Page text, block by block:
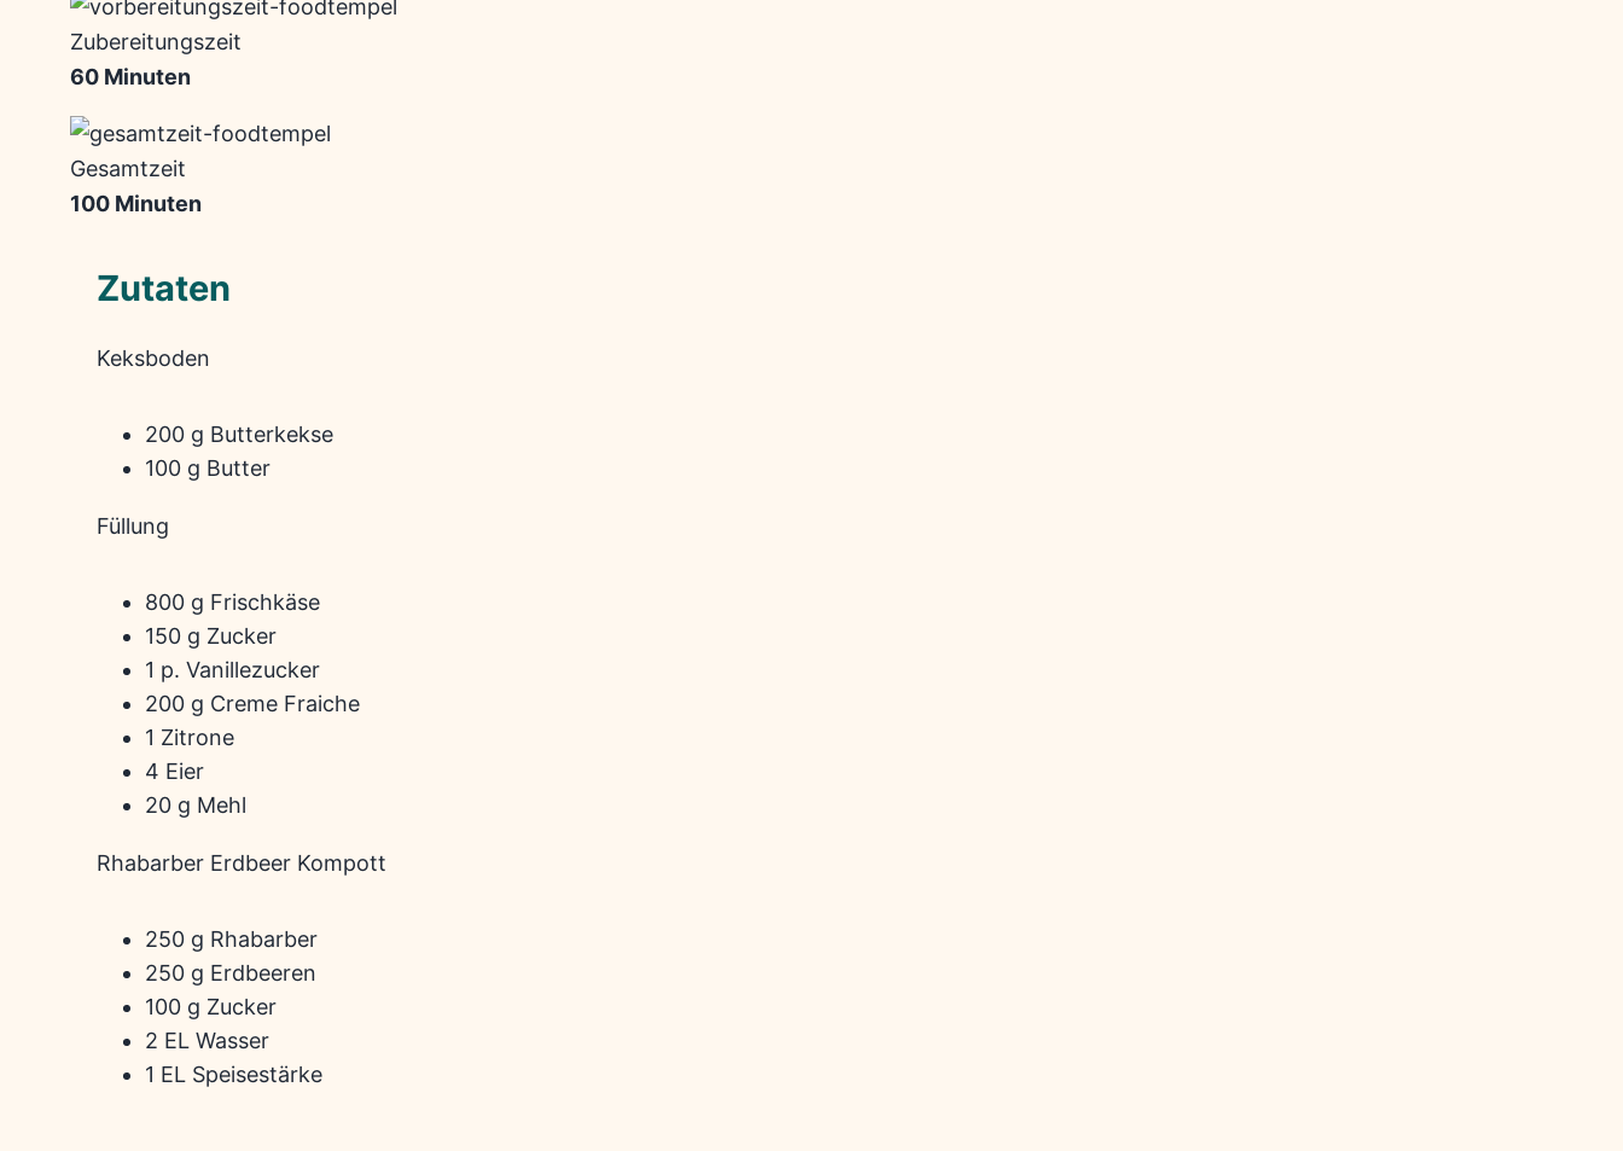
Zubereitungszeit
60 Minuten
Gesamtzeit
100 Minuten
Zutaten
Keksboden
200 g Butterkekse
100 g Butter
Füllung
800 g Frischkäse
150 g Zucker
1 p. Vanillezucker
200 g Creme Fraiche
1 Zitrone
4 Eier
20 g Mehl
Rhabarber Erdbeer Kompott
250 g Rhabarber
250 g Erdbeeren
100 g Zucker
2 EL Wasser
1 EL Speisestärke